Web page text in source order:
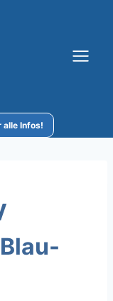
alle Infos!